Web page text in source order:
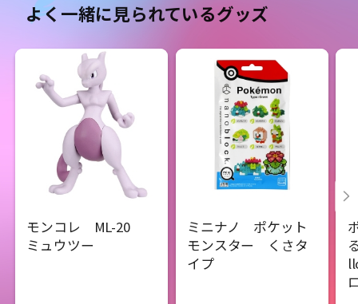
よく一緒に見られているグッズ
モンコレ ML-20
ミュウツー
ミニナノ ポケット
モンスター くさタ
イプ